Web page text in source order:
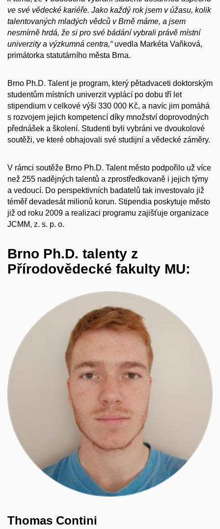
ve své vědecké kariéře. Jako každý rok jsem v úžasu, kolik
talentovaných mladých vědců v Brně máme, a jsem
nesmírně hrdá, že si pro své bádání vybrali právě místní
univerzity a výzkumná centra,“uvedla Markéta Vaňková,
primátorka statutárního města Brna.
Brno Ph.D. Talent je program, který pětadvaceti doktorským
studentům místních univerzit vyplácí po dobu tří let
stipendium v celkové výši 330 000 Kč, a navíc jim pomáhá
s rozvojem jejich kompetencí díky množství doprovodných
přednášek a školení. Studenti byli vybráni ve dvoukolové
soutěži, ve které obhajovali své studijní a vědecké záměry.
V rámci soutěže Brno Ph.D. Talent město podpořilo už více
než 255 nadějných talentů a zprostředkovaně i jejich týmy
a vedoucí. Do perspektivních badatelů tak investovalo již
téměř devadesát milionů korun. Stipendia poskytuje město
již od roku 2009 a realizaci programu zajišťuje organizace
JCMM, z. s. p. o.
Brno Ph.D. talenty z
Přírodovědecké fakulty MU:
Thomas Contini